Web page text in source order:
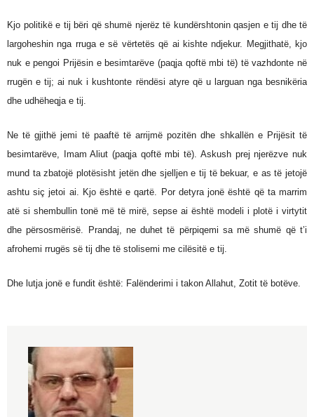
Kjo politikë e tij bëri që shumë njerëz të kundërshtonin qasjen e tij dhe të
largoheshin nga rruga e së vërtetës që ai kishte ndjekur. Megjithatë, kjo
nuk e pengoi Prijësin e besimtarëve (paqja qoftë mbi të) të vazhdonte në
rrugën e tij; ai nuk i kushtonte rëndësi atyre që u larguan nga besnikëria
dhe udhëheqja e tij.
Ne të gjithë jemi të paaftë të arrijmë pozitën dhe shkallën e Prijësit të
besimtarëve, Imam Aliut (paqja qoftë mbi të). Askush prej njerëzve nuk
mund ta zbatojë plotësisht jetën dhe sjelljen e tij të bekuar, e as të jetojë
ashtu siç jetoi ai. Kjo është e qartë. Por detyra jonë është që ta marrim
atë si shembullin tonë më të mirë, sepse ai është modeli i plotë i virtytit
dhe përsosmërisë. Prandaj, ne duhet të përpiqemi sa më shumë që t’i
afrohemi rrugës së tij dhe të stolisemi me cilësitë e tij.
Dhe lutja jonë e fundit është: Falënderimi i takon Allahut, Zotit të botëve.